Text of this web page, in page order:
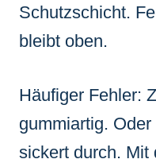
Schutzschicht.
bleibt oben.
Häufiger Fehler:
gummiartig.
sickert durch. Mit